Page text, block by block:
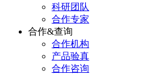
科研团队
合作专家
合作&查询
合作机构
产品验真
合作咨询